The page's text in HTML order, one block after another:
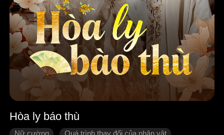
Hòa ly báo thù